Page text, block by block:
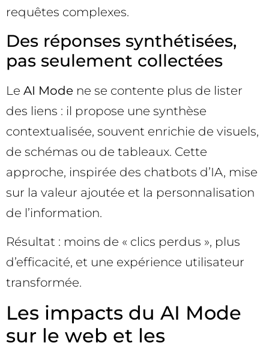
requêtes complexes.
Des réponses synthétisées,
pas seulement collectées
Le AI Mode ne se contente plus de lister
des liens : il propose une synthèse
contextualisée, souvent enrichie de visuels,
de schémas ou de tableaux. Cette
approche, inspirée des chatbots d’IA, mise
sur la valeur ajoutée et la personnalisation
de l’information.
Résultat : moins de « clics perdus », plus
d’efficacité, et une expérience utilisateur
transformée.
Les impacts du AI Mode
sur le web et les